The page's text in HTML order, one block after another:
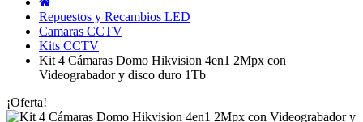
Repuestos y Recambios LED
Camaras CCTV
Kits CCTV
Kit 4 Cámaras Domo Hikvision 4en1 2Mpx con
Videograbador y disco duro 1Tb
¡Oferta!